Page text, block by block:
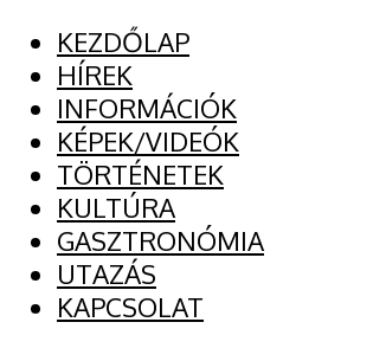
KEZDŐLAP
HÍREK
INFORMÁCIÓK
KÉPEK/VIDEÓK
TÖRTÉNETEK
KULTÚRA
GASZTRONÓMIA
UTAZÁS
KAPCSOLAT